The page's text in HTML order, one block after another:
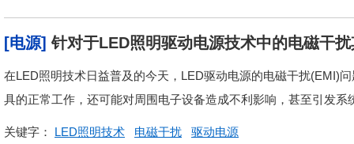
[电源] 针对于LED照明驱动电源技术中的电磁干
在LED照明技术日益普及的今天，LED驱动电源的电磁干扰(EMI)
具的正常工作，还可能对周围电子设备造成不利影响，甚至引发
关键字： LED照明技术 电磁干扰 驱动电源